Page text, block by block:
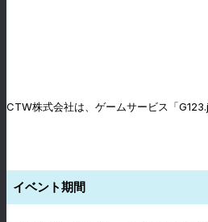
CTW株式会社は、ゲームサービス「
イベント期間